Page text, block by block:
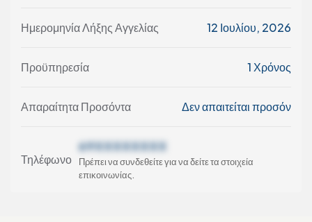
Ημερομηνία Λήξης Αγγελίας 12 Ιουλίου, 2026
Προϋπηρεσία 1 Χρόνος
Απαραίτητα Προσόντα Δεν απαιτείται προσόν
Τηλέφωνο
69XXXXXXXX
Πρέπει να συνδεθείτε για να δείτε τα στοιχεία
επικοινωνίας.